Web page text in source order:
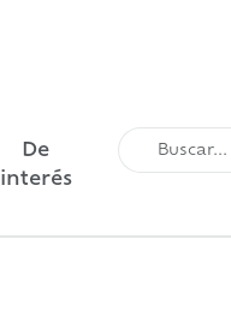
De
interés